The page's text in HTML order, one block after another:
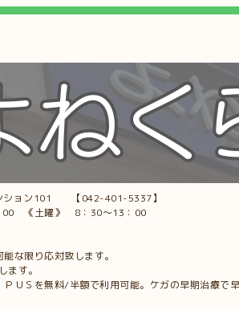
ション101 【042-401-5337】
00 《土曜》 8：30～13：00
な限り応対致します。
す。
ＵＳを無料/半額で利用可能。ケガの早期治療で